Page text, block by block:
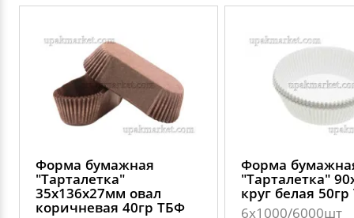
Форма бумажная
"Тарталетка"
35х136х27мм овал
коричневая 40гр ТБФ
Форма
"Тарталетка"
круг белая
6х1000/6000шт